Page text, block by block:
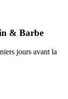
& Barbe
jours avant la